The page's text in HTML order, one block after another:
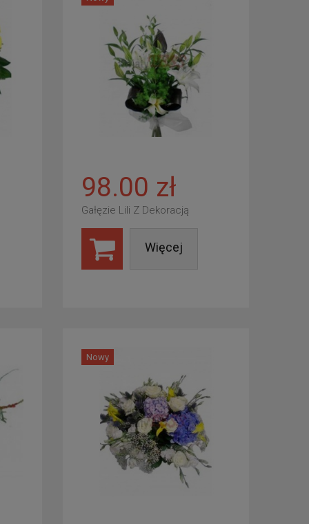
98.00 zł
Gałęzie Lili Z Dekoracją
Więcej
Nowy